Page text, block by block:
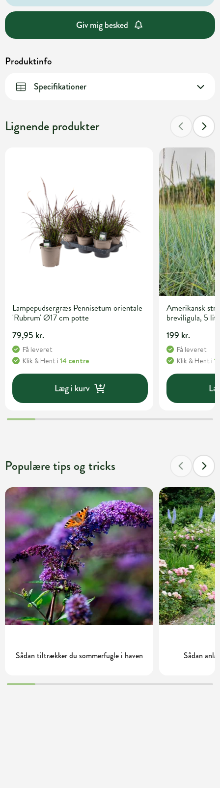
Giv mig besked
Produktinfo
Specifikationer
Lignende produkter
Lampepudsergræs Pennisetum orientale
'Rubrum' Ø17 cm potte
79,95 kr.
Få leveret
Klik & Hent i 14 centre
Læg i kurv
Amerikansk
breviligula, 5
199 kr.
Få leveret
Klik & Hent i
Populære tips og tricks
Sådan tiltrækker du sommerfugle i haven Sådan